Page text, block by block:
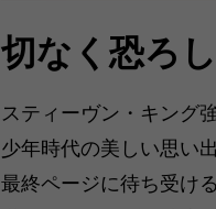
切なく恐ろ
スティーヴン・キング
少年時代の美しい思い
最終ページに待ち受け